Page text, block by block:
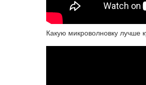
Какую микроволновку